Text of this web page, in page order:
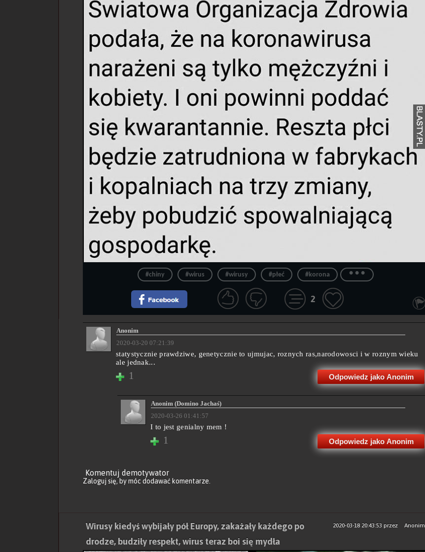
#chiny #wirus #wirusy #płeć #korona ...
2
Anonim
2020-03-20 07:21:39
statystycznie prawdziwe, genetycznie to ujmujac, roznych ras,narodowosci i w roznym wieku
ale jednak...
1 Odpowiedz jako Anonim
Anonim (Domino Jachaś)
2020-03-26 01:41:57
I to jest genialny mem !
1 Odpowiedz jako Anonim
Komentuj demotywator
Zaloguj się, by móc dodawać komentarze.
2020-03-18 20:43:53 przez Anonim
Wirusy kiedyś wybijały pół Europy, zakażały każdego po
drodze, budziły respekt, wirus teraz boi się mydła